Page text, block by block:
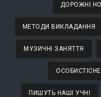
ДОРОЖНІ
МЕТОДИ ВИКЛАДАННЯ
МУЗИЧНІ ЗАНЯТТЯ
ПИШУТЬ НАШІ УЧНІ